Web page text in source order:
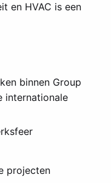
en HVAC is een
binnen Group
internationale
projecten